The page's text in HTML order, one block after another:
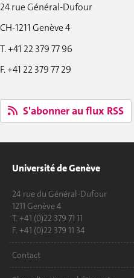
24 rue Général-Dufour
CH-1211 Genève 4
T. +41 22 379 77 96
F. +41 22 379 77 29
S'abonner au flux RSS
Université de Genève
24 rue du Général-Dufour
1211 Genève 4
T. +41 (0)22 379 71 11
F. +41 (0)22 379 11 34
Contact